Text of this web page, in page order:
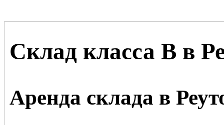
Склад класса В в
Аренда склада в